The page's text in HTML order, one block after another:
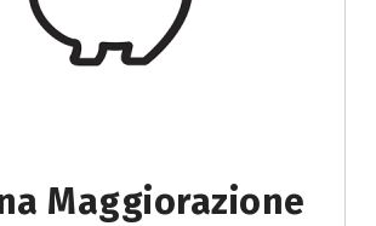
Maggiorazione